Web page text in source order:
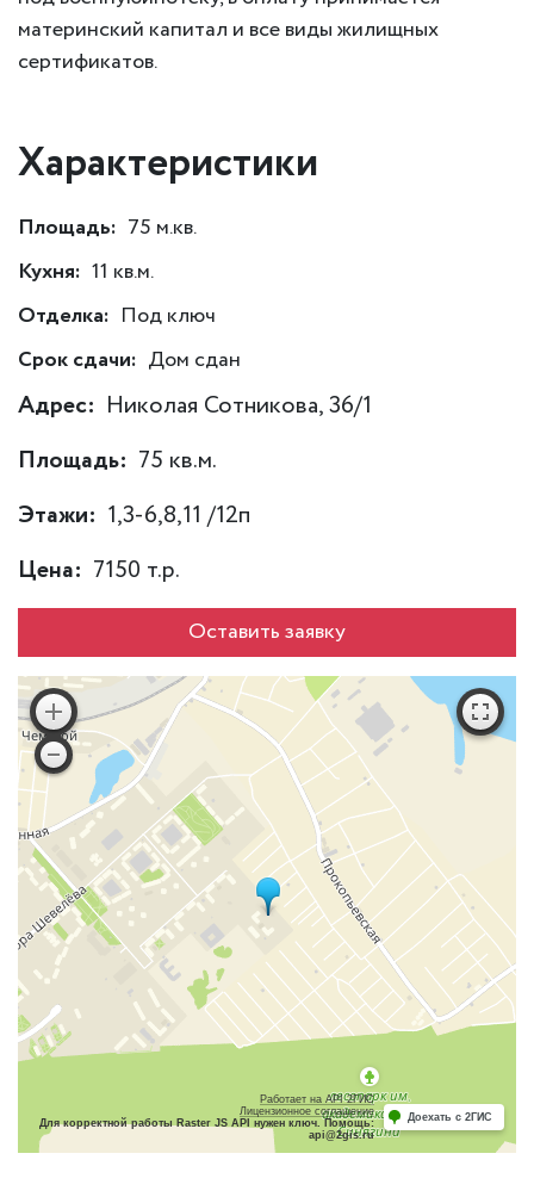
материнский капитал и все виды жилищных
сертификатов.
Характеристики
Площадь: 75 м.кв.
Кухня: 11 кв.м.
Отделка: Под ключ
Срок сдачи: Дом сдан
Адрес: Николая Сотникова, 36/1
Площадь: 75 кв.м.
Этажи: 1,3-6,8,11 /12п
Цена: 7150 т.р.
Оставить заявку
Работает на API 2ГИС
Лицензионное соглашение
Для корректной работы Raster JS API нужен ключ. Помощь:
api@2gis.ru
Доехать с 2ГИС